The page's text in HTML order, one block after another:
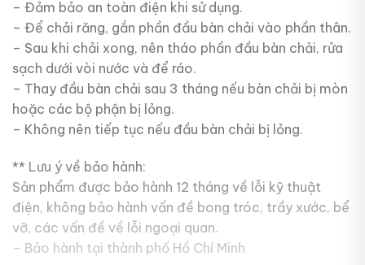
– Đảm bảo an toàn điện khi sử dụng.
– Để chải răng, gắn phần đầu bàn chải vào phần thân.
– Sau khi chải xong, nên tháo phần đầu bàn chải, rửa
sạch dưới vòi nước và để ráo.
– Thay đầu bàn chải sau 3 tháng nếu bàn chải bị mòn
hoặc các bộ phận bị lỏng.
– Không nên tiếp tục nếu đầu bàn chải bị lỏng.
** Lưu ý về bảo hành:
Sản phẩm được bảo hành 12 tháng về lỗi kỹ thuật
điện, không bảo hành vấn đề bong tróc, trầy xước, bể
vỡ, các vấn đề về lỗi ngoại quan.
– Bảo hành tại thành phố Hồ Chí Minh